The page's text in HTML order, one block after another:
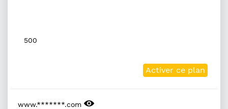
500
Activer ce plan
www.*******.com